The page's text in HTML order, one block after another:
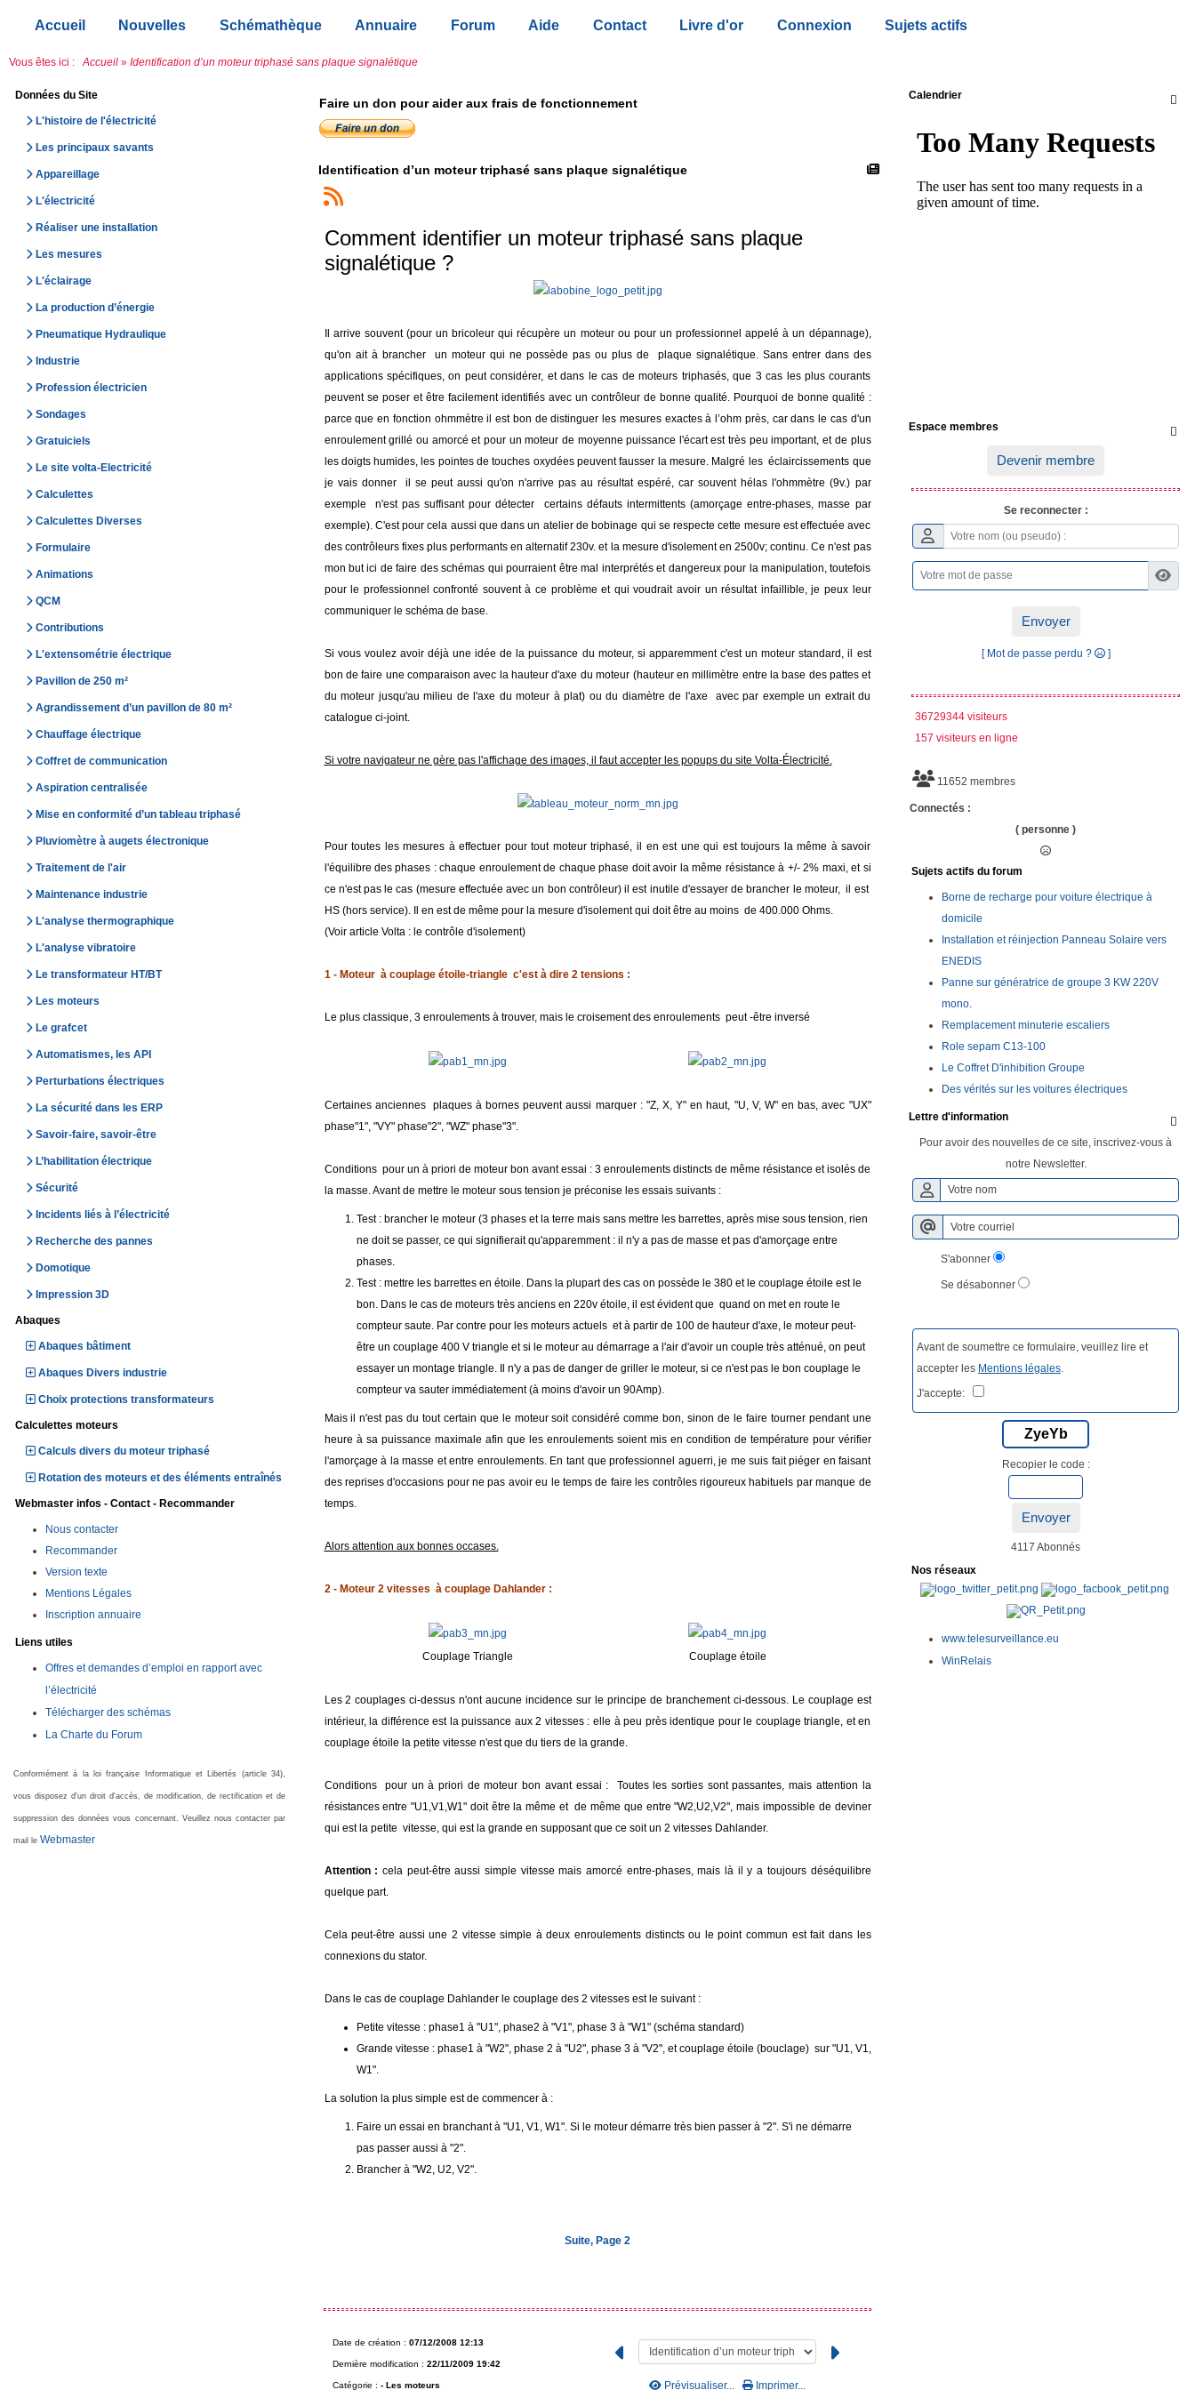
Accueil Nouvelles Schémathèque Annuaire Forum Aide Contact Livre d'or Connexion Sujets actifs
Vous êtes ici : Accueil » Identification d’un moteur triphasé sans plaque signalétique
Données du Site
L'histoire de l'électricité
Les principaux savants
Appareillage
L'électricité
Réaliser une installation
Les mesures
L'éclairage
La production d’énergie
Pneumatique Hydraulique
Industrie
Profession électricien
Sondages
Gratuiciels
Le site volta-Electricité
Calculettes
Calculettes Diverses
Formulaire
Animations
QCM
Contributions
L'extensométrie électrique
Pavillon de 250 m²
Agrandissement d’un pavillon de 80 m²
Chauffage électrique
Coffret de communication
Aspiration centralisée
Mise en conformité d’un tableau triphasé
Pluviomètre à augets électronique
Traitement de l'air
Maintenance industrie
L'analyse thermographique
L'analyse vibratoire
Le transformateur HT/BT
Les moteurs
Le grafcet
Automatismes, les API
Perturbations électriques
La sécurité dans les ERP
Savoir-faire, savoir-être
L’habilitation électrique
Sécurité
Incidents liés à l’électricité
Recherche des pannes
Domotique
Impression 3D
Abaques
Abaques bâtiment
Abaques Divers industrie
Choix protections transformateurs
Calculettes moteurs
Calculs divers du moteur triphasé
Rotation des moteurs et des éléments entraînés
Webmaster infos - Contact - Recommander
Nous contacter
Recommander
Version texte
Mentions Légales
Inscription annuaire
Liens utiles
Offres et demandes d’emploi en rapport avec
l’électricité
Télécharger des schémas
La Charte du Forum
Conformément à la loi française Informatique et Libertés (article 34),
vous disposez d'un droit d'accès, de modification, de rectification et de
suppression des données vous concernant. Veuillez nous contacter par
mail le Webmaster
Faire un don pour aider aux frais de fonctionnement
Identification d’un moteur triphasé sans plaque signalétique
Comment identifier un moteur triphasé sans plaque
signalétique ?
Il arrive souvent (pour un bricoleur qui récupère un moteur ou pour un professionnel appelé à un dépannage),
qu'on ait à brancher un moteur qui ne possède pas ou plus de plaque signalétique. Sans entrer dans des
applications spécifiques, on peut considérer, et dans le cas de moteurs triphasés, que 3 cas les plus courants
peuvent se poser et être facilement identifiés avec un contrôleur de bonne qualité. Pourquoi de bonne qualité :
parce que en fonction ohmmètre il est bon de distinguer les mesures exactes à l’ohm près, car dans le cas d'un
enroulement grillé ou amorcé et pour un moteur de moyenne puissance l'écart est très peu important, et de plus
les doigts humides, les pointes de touches oxydées peuvent fausser la mesure. Malgré les éclaircissements que
je vais donner il se peut aussi qu'on n'arrive pas au résultat espéré, car souvent hélas l'ohmmètre (9v.) par
exemple n'est pas suffisant pour détecter certains défauts intermittents (amorçage entre-phases, masse par
exemple). C'est pour cela aussi que dans un atelier de bobinage qui se respecte cette mesure est effectuée avec
des contrôleurs fixes plus performants en alternatif 230v. et la mesure d'isolement en 2500v; continu. Ce n'est pas
mon but ici de faire des schémas qui pourraient être mal interprétés et dangereux pour la manipulation, toutefois
pour le professionnel confronté souvent à ce problème et qui voudrait avoir un résultat infaillible, je peux leur
communiquer le schéma de base.
Si vous voulez avoir déjà une idée de la puissance du moteur, si apparemment c'est un moteur standard, il est
bon de faire une comparaison avec la hauteur d'axe du moteur (hauteur en millimètre entre la base des pattes et
du moteur jusqu'au milieu de l'axe du moteur à plat) ou du diamètre de l'axe avec par exemple un extrait du
catalogue ci-joint.
Si votre navigateur ne gère pas l'affichage des images, il faut accepter les popups du site Volta-Électricité.
Pour toutes les mesures à effectuer pour tout moteur triphasé, il en est une qui est toujours la même à savoir
l'équilibre des phases : chaque enroulement de chaque phase doit avoir la même résistance à +/- 2% maxi, et si
ce n'est pas le cas (mesure effectuée avec un bon contrôleur) il est inutile d'essayer de brancher le moteur, il est
HS (hors service). Il en est de même pour la mesure d'isolement qui doit être au moins de 400.000 Ohms.
(Voir article Volta : le contrôle d'isolement)
1 - Moteur à couplage étoile-triangle c'est à dire 2 tensions :
Le plus classique, 3 enroulements à trouver, mais le croisement des enroulements peut -être inversé
Certaines anciennes plaques à bornes peuvent aussi marquer : "Z, X, Y" en haut, "U, V, W" en bas, avec "UX"
phase"1", "VY" phase"2", "WZ" phase"3".
Conditions pour un à priori de moteur bon avant essai : 3 enroulements distincts de même résistance et isolés de
la masse. Avant de mettre le moteur sous tension je préconise les essais suivants :
Test : brancher le moteur (3 phases et la terre mais sans mettre les barrettes, après mise sous tension, rien
ne doit se passer, ce qui signifierait qu'apparemment : il n'y a pas de masse et pas d'amorçage entre
phases.
Test : mettre les barrettes en étoile. Dans la plupart des cas on possède le 380 et le couplage étoile est le
bon. Dans le cas de moteurs très anciens en 220v étoile, il est évident que quand on met en route le
compteur saute. Par contre pour les moteurs actuels et à partir de 100 de hauteur d'axe, le moteur peut-
être un couplage 400 V triangle et si le moteur au démarrage a l'air d'avoir un couple très atténué, on peut
essayer un montage triangle. Il n'y a pas de danger de griller le moteur, si ce n'est pas le bon couplage le
compteur va sauter immédiatement (à moins d'avoir un 90Amp).
Mais il n'est pas du tout certain que le moteur soit considéré comme bon, sinon de le faire tourner pendant une
heure à sa puissance maximale afin que les enroulements soient mis en condition de température pour vérifier
l'amorçage à la masse et entre enroulements. En tant que professionnel aguerri, je me suis fait piéger en faisant
des reprises d'occasions pour ne pas avoir eu le temps de faire les contrôles rigoureux habituels par manque de
temps.
Alors attention aux bonnes occases.
2 - Moteur 2 vitesses à couplage Dahlander :
Couplage Triangle Couplage étoile
Les 2 couplages ci-dessus n'ont aucune incidence sur le principe de branchement ci-dessous. Le couplage est
intérieur, la différence est la puissance aux 2 vitesses : elle à peu près identique pour le couplage triangle, et en
couplage étoile la petite vitesse n'est que du tiers de la grande.
Conditions pour un à priori de moteur bon avant essai : Toutes les sorties sont passantes, mais attention la
résistances entre "U1,V1,W1" doit être la même et de même que entre "W2,U2,V2", mais impossible de deviner
qui est la petite vitesse, qui est la grande en supposant que ce soit un 2 vitesses Dahlander.
Attention : cela peut-être aussi simple vitesse mais amorcé entre-phases, mais là il y a toujours déséquilibre
quelque part.
Cela peut-être aussi une 2 vitesse simple à deux enroulements distincts ou le point commun est fait dans les
connexions du stator.
Dans le cas de couplage Dahlander le couplage des 2 vitesses est le suivant :
Petite vitesse : phase1 à "U1", phase2 à "V1", phase 3 à "W1" (schéma standard)
Grande vitesse : phase1 à "W2", phase 2 à "U2", phase 3 à "V2", et couplage étoile (bouclage) sur "U1, V1,
W1".
La solution la plus simple est de commencer à :
Faire un essai en branchant à "U1, V1, W1". Si le moteur démarre très bien passer à "2". S'i ne démarre
pas passer aussi à "2".
Brancher à "W2, U2, V2".
Suite, Page 2
Date de création : 07/12/2008 12:13
Dernière modification : 22/11/2009 19:42
Catégorie : - Les moteurs Prévisualiser... Imprimer...

Calendrier

Espace membres
Devenir membre
Se reconnecter :
Envoyer
[ Mot de passe perdu ? ]
36729344 visiteurs
157 visiteurs en ligne
11652 membres
Connectés :
( personne )
Sujets actifs du forum
Borne de recharge pour voiture électrique à
domicile
Installation et réinjection Panneau Solaire vers
ENEDIS
Panne sur génératrice de groupe 3 KW 220V
mono.
Remplacement minuterie escaliers
Role sepam C13-100
Le Coffret D'inhibition Groupe
Des vérités sur les voitures électriques

Lettre d'information
Pour avoir des nouvelles de ce site, inscrivez-vous à
notre Newsletter.
S'abonner
Se désabonner
Avant de soumettre ce formulaire, veuillez lire et
accepter les Mentions légales
J'accepte:
ZyeYb
Recopier le code :
Envoyer
4117 Abonnés
Nos réseaux
www.telesurveillance.eu
WinRelais